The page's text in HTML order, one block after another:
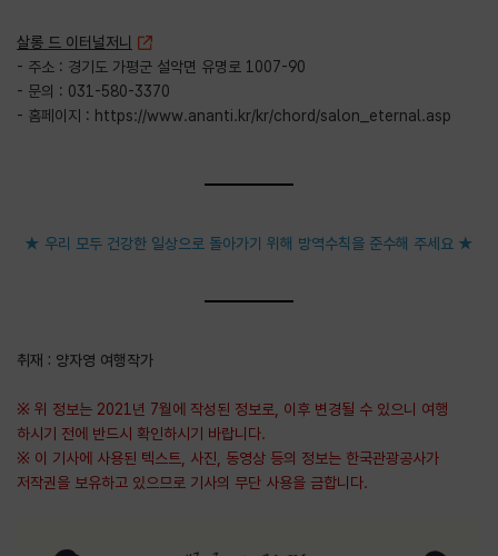
살롱 드 이터널저니
- 주소 : 경기도 가평군 설악면 유명로 1007-90
- 문의 : 031-580-3370
- 홈페이지 : https://www.ananti.kr/kr/chord/salon_eternal.asp
★ 우리 모두 건강한 일상으로 돌아가기 위해 방역수칙을 준수해 주세요 ★
취재 : 양자영 여행작가
※ 위 정보는 2021년 7월에 작성된 정보로, 이후 변경될 수 있으니 여행
하시기 전에 반드시 확인하시기 바랍니다.
※ 이 기사에 사용된 텍스트, 사진, 동영상 등의 정보는 한국관광공사가
저작권을 보유하고 있으므로 기사의 무단 사용을 금합니다.